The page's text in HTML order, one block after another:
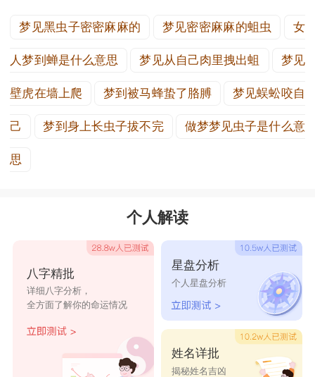
梦见黑虫子密密麻麻的 梦见密密麻麻的蛆虫 女
人梦到蝉是什么意思 梦见从自己肉里拽出蛆 梦见
壁虎在墙上爬 梦到被马蜂蛰了胳膊 梦见蜈蚣咬自
己 梦到身上长虫子拔不完 做梦梦见虫子是什么意
思
个人解读
八字精批
详细八字分析，
全方面了解你的命运情况
星盘分析
个人星盘分析
姓名详批
揭秘姓名吉凶